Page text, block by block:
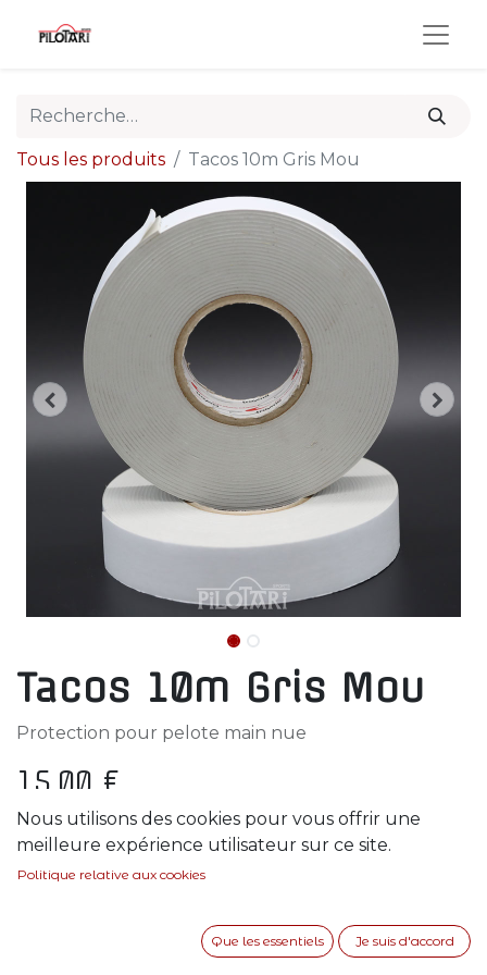
Tous les produits Tacos 10m Gris Mou
Tacos 10m Gris Mou
Protection pour pelote main nue
15,00 €
En rupture de stock
Soyez averti lorsque le produit est de nouveau
Enregistrer pour plus tard
Nous utilisons des cookies pour vous offrir une
meilleure expérience utilisateur sur ce site.
Politique relative aux cookies
Que les essentiels Je suis d'accord